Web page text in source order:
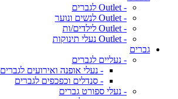
- Outlet לגברים
- Outlet לנשים ונוער
- Outlet לילדים/ות
- Outlet נעלי תינוקות
גברים
- נעליים לגברים
- נעלי אופנה ואירועים לגברים
- סנדלים וכפכפים לגברים
- נעלי ספורט גברים